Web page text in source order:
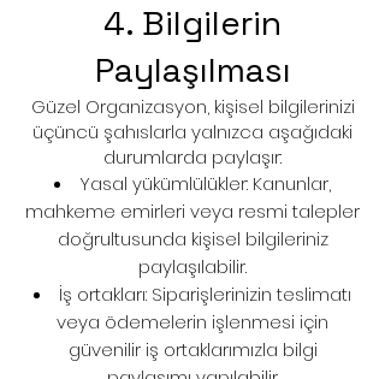
4. Bilgilerin
Paylaşılması
Güzel Organizasyon, kişisel bilgilerinizi
üçüncü şahıslarla yalnızca aşağıdaki
durumlarda paylaşır:
Yasal yükümlülükler: Kanunlar,
mahkeme emirleri veya resmi talepler
doğrultusunda kişisel bilgileriniz
paylaşılabilir.
İş ortakları: Siparişlerinizin teslimatı
veya ödemelerin işlenmesi için
güvenilir iş ortaklarımızla bilgi